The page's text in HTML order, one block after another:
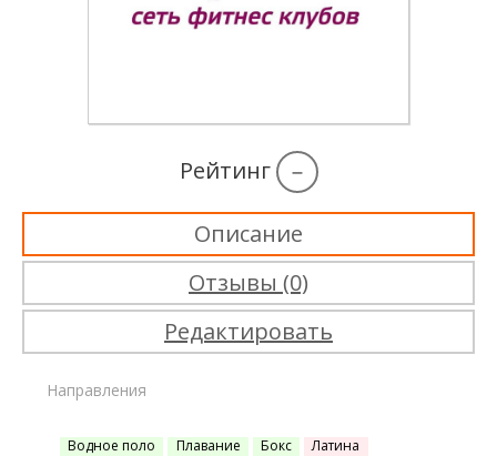
Рейтинг –
Описание
Отзывы (0)
Редактировать
Направления
Водное поло Плавание Бокс
Латина